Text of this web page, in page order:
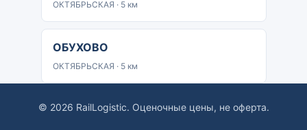
ОКТЯБРЬСКАЯ · 5 км
ОБУХОВО
ОКТЯБРЬСКАЯ · 5 км
© 2026 RailLogistic. Оценочные цены, не оферта.